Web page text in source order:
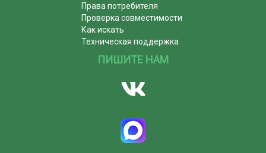
Права потребителя
Проверка совместимости
Как искать
Техническая поддержка
ПИШИТЕ НАМ